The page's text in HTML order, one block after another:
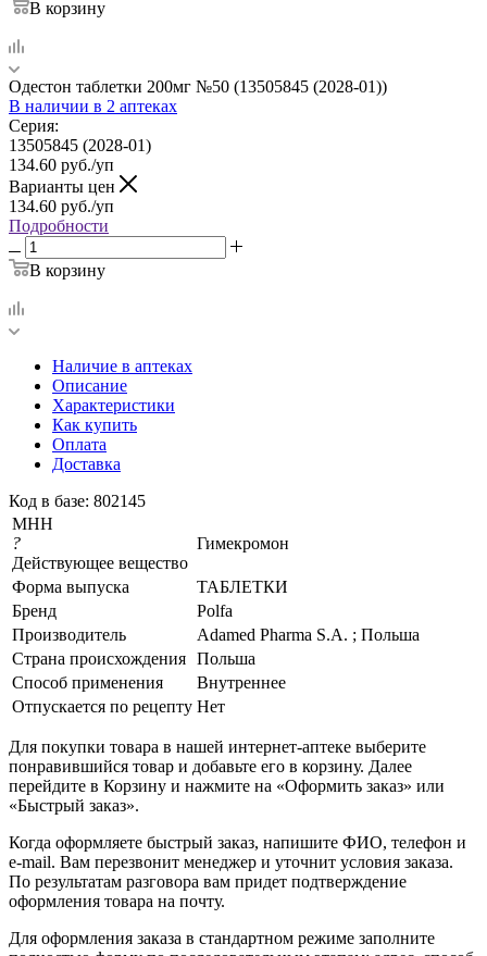
В корзину
Одестон таблетки 200мг №50 (13505845 (2028-01))
В наличии в 2 аптеках
Серия:
13505845 (2028-01)
134.60 руб./уп
Варианты цен
134.60 руб./уп
Подробности
В корзину
Наличие в аптеках
Описание
Характеристики
Как купить
Оплата
Доставка
Код в базе: 802145
МНН
?
Действующее вещество
Гимекромон
Форма выпуска
ТАБЛЕТКИ
Бренд
Polfa
Производитель
Adamed Pharma S.A. ; Польша
Страна происхождения Польша
Способ применения
Внутреннее
Отпускается по рецепту Нет
Для покупки товара в нашей интернет-аптеке выберите
понравившийся товар и добавьте его в корзину. Далее
перейдите в Корзину и нажмите на «Оформить заказ» или
«Быстрый заказ».
Когда оформляете быстрый заказ, напишите ФИО, телефон и
e-mail. Вам перезвонит менеджер и уточнит условия заказа.
По результатам разговора вам придет подтверждение
оформления товара на почту.
Для оформления заказа в стандартном режиме заполните